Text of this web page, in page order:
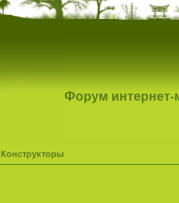
Форум интернет-
Конструкторы